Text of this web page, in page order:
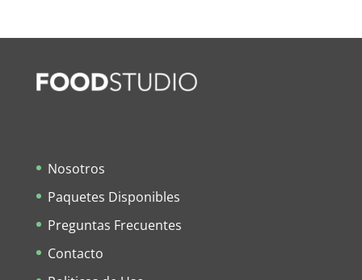
Nosotros
Paquetes Disponibles
Preguntas Frecuentes
Contacto